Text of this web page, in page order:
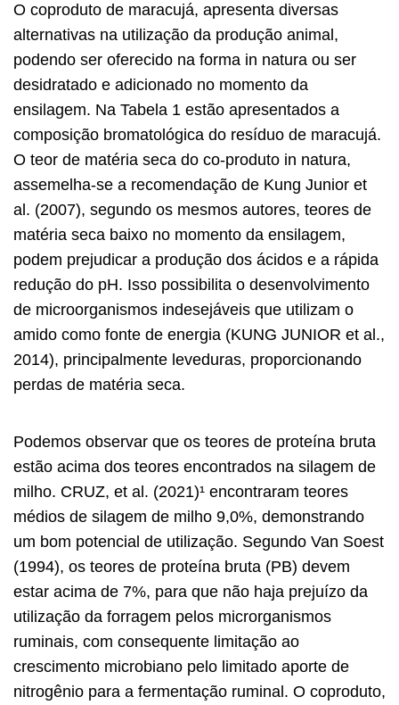
O coproduto de maracujá, apresenta diversas
alternativas na utilização da produção animal,
podendo ser oferecido na forma in natura ou ser
desidratado e adicionado no momento da
ensilagem. Na Tabela 1 estão apresentados a
composição bromatológica do resíduo de maracujá.
O teor de matéria seca do co-produto in natura,
assemelha-se a recomendação de Kung Junior et
al. (2007), segundo os mesmos autores, teores de
matéria seca baixo no momento da ensilagem,
podem prejudicar a produção dos ácidos e a rápida
redução do pH. Isso possibilita o desenvolvimento
de microorganismos indesejáveis que utilizam o
amido como fonte de energia (KUNG JUNIOR et al.,
2014), principalmente leveduras, proporcionando
perdas de matéria seca.
Podemos observar que os teores de proteína bruta
estão acima dos teores encontrados na silagem de
milho. CRUZ, et al. (2021)¹ encontraram teores
médios de silagem de milho 9,0%, demonstrando
um bom potencial de utilização. Segundo Van Soest
(1994), os teores de proteína bruta (PB) devem
estar acima de 7%, para que não haja prejuízo da
utilização da forragem pelos microrganismos
ruminais, com consequente limitação ao
crescimento microbiano pelo limitado aporte de
nitrogênio para a fermentação ruminal. O coproduto,